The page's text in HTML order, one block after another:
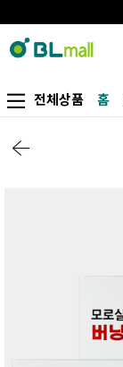
전체상품 홈